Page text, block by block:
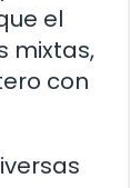
el
mixtas,
con